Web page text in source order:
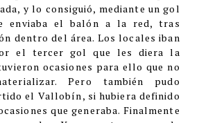
y lo consiguió, mediante un gol
enviaba el balón a la red, tras
dentro del área. Los locales iban
el tercer gol que les diera la
ocasiones para ello que no
Pero también pudo
el Vallobín, si hubiera definido
que generaba. Finalmente